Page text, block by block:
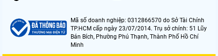
Mã số doanh nghiệp: 0312866570 do Sở Tài Chính
TP.HCM cấp ngày 23/07/2014. Trụ sở chính: 51 Lũy
Bán Bích, Phường Phú Thạnh, Thành Phố Hồ Chí
Minh